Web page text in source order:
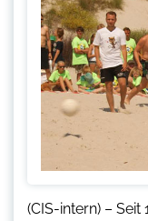
(CIS-intern) –